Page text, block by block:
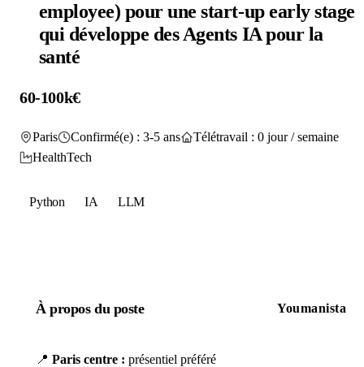
employee) pour une start-up early stage
qui développe des Agents IA pour la
santé
60-100k€
Paris Confirmé(e) : 3-5 ans
Télétravail : 0 jour / semaine
HealthTech
Python IA LLM
À propos du poste Youmanista
📍 Paris centre : présentiel préféré